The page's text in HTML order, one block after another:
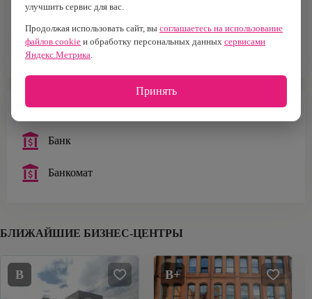
Бизнес-центр
Площадь офисов
2 046 м²
Банк
Банкомат
БЛИЖАЙШИЕ БИЗНЕС-ЦЕНТРЫ
B B+
улучшить сервис для вас.
Продолжая использовать сайт, вы соглашаетесь на использование
файлов cookie и обработку персональных данных сервисами
Яндекс.Метрика.
Принять